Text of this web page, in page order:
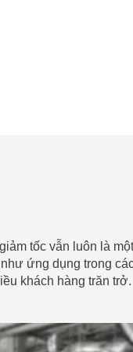
tốc vẫn luôn là
ứng dụng trong
khách hàng trăn trở.